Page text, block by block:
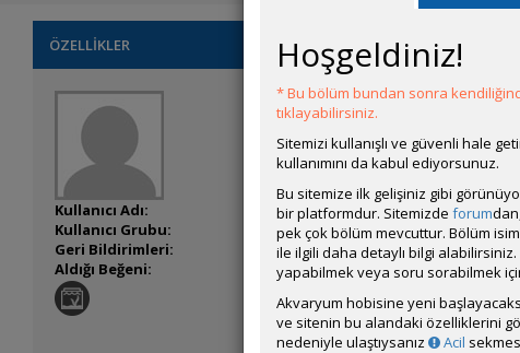
ÖZELLİKLER
Kullanıcı Adı:
hakaya0107
Kullanıcı Grubu:
Forum Üyesi
Geri Bildirimleri:
0 adet mevcut.
Aldığı Beğeni:
12
Hoşgeldiniz!
* Bu bölüm bundan sonra
tıklayabilirsiniz.
Sitemizi kullanışlı ve güvenli hale
kullanımını da kabul ediyorsunuz.
Bu sitemize ilk gelişiniz gibi
bir platformdur. Sitemizde forum
pek çok bölüm mevcuttur. Bölüm
ile ilgili daha detaylı bilgi
yapabilmek veya soru sorabilmek
Akvaryum hobisine yeni
ve sitenin bu alandaki özelliklerini
nedeniyle ulaştıysanız
Acil